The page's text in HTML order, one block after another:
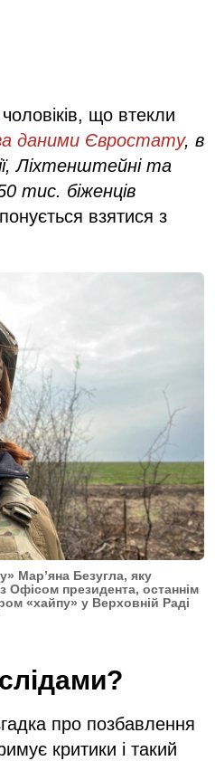
що втекли
даними Євростату, в
Ліхтенштейні та
тис. біженців
взятися з
Мар’яна Безугла, яку
Офісом президента, останнім
«хайпу» у Верховній Раді
про позбавлення
критики і такий